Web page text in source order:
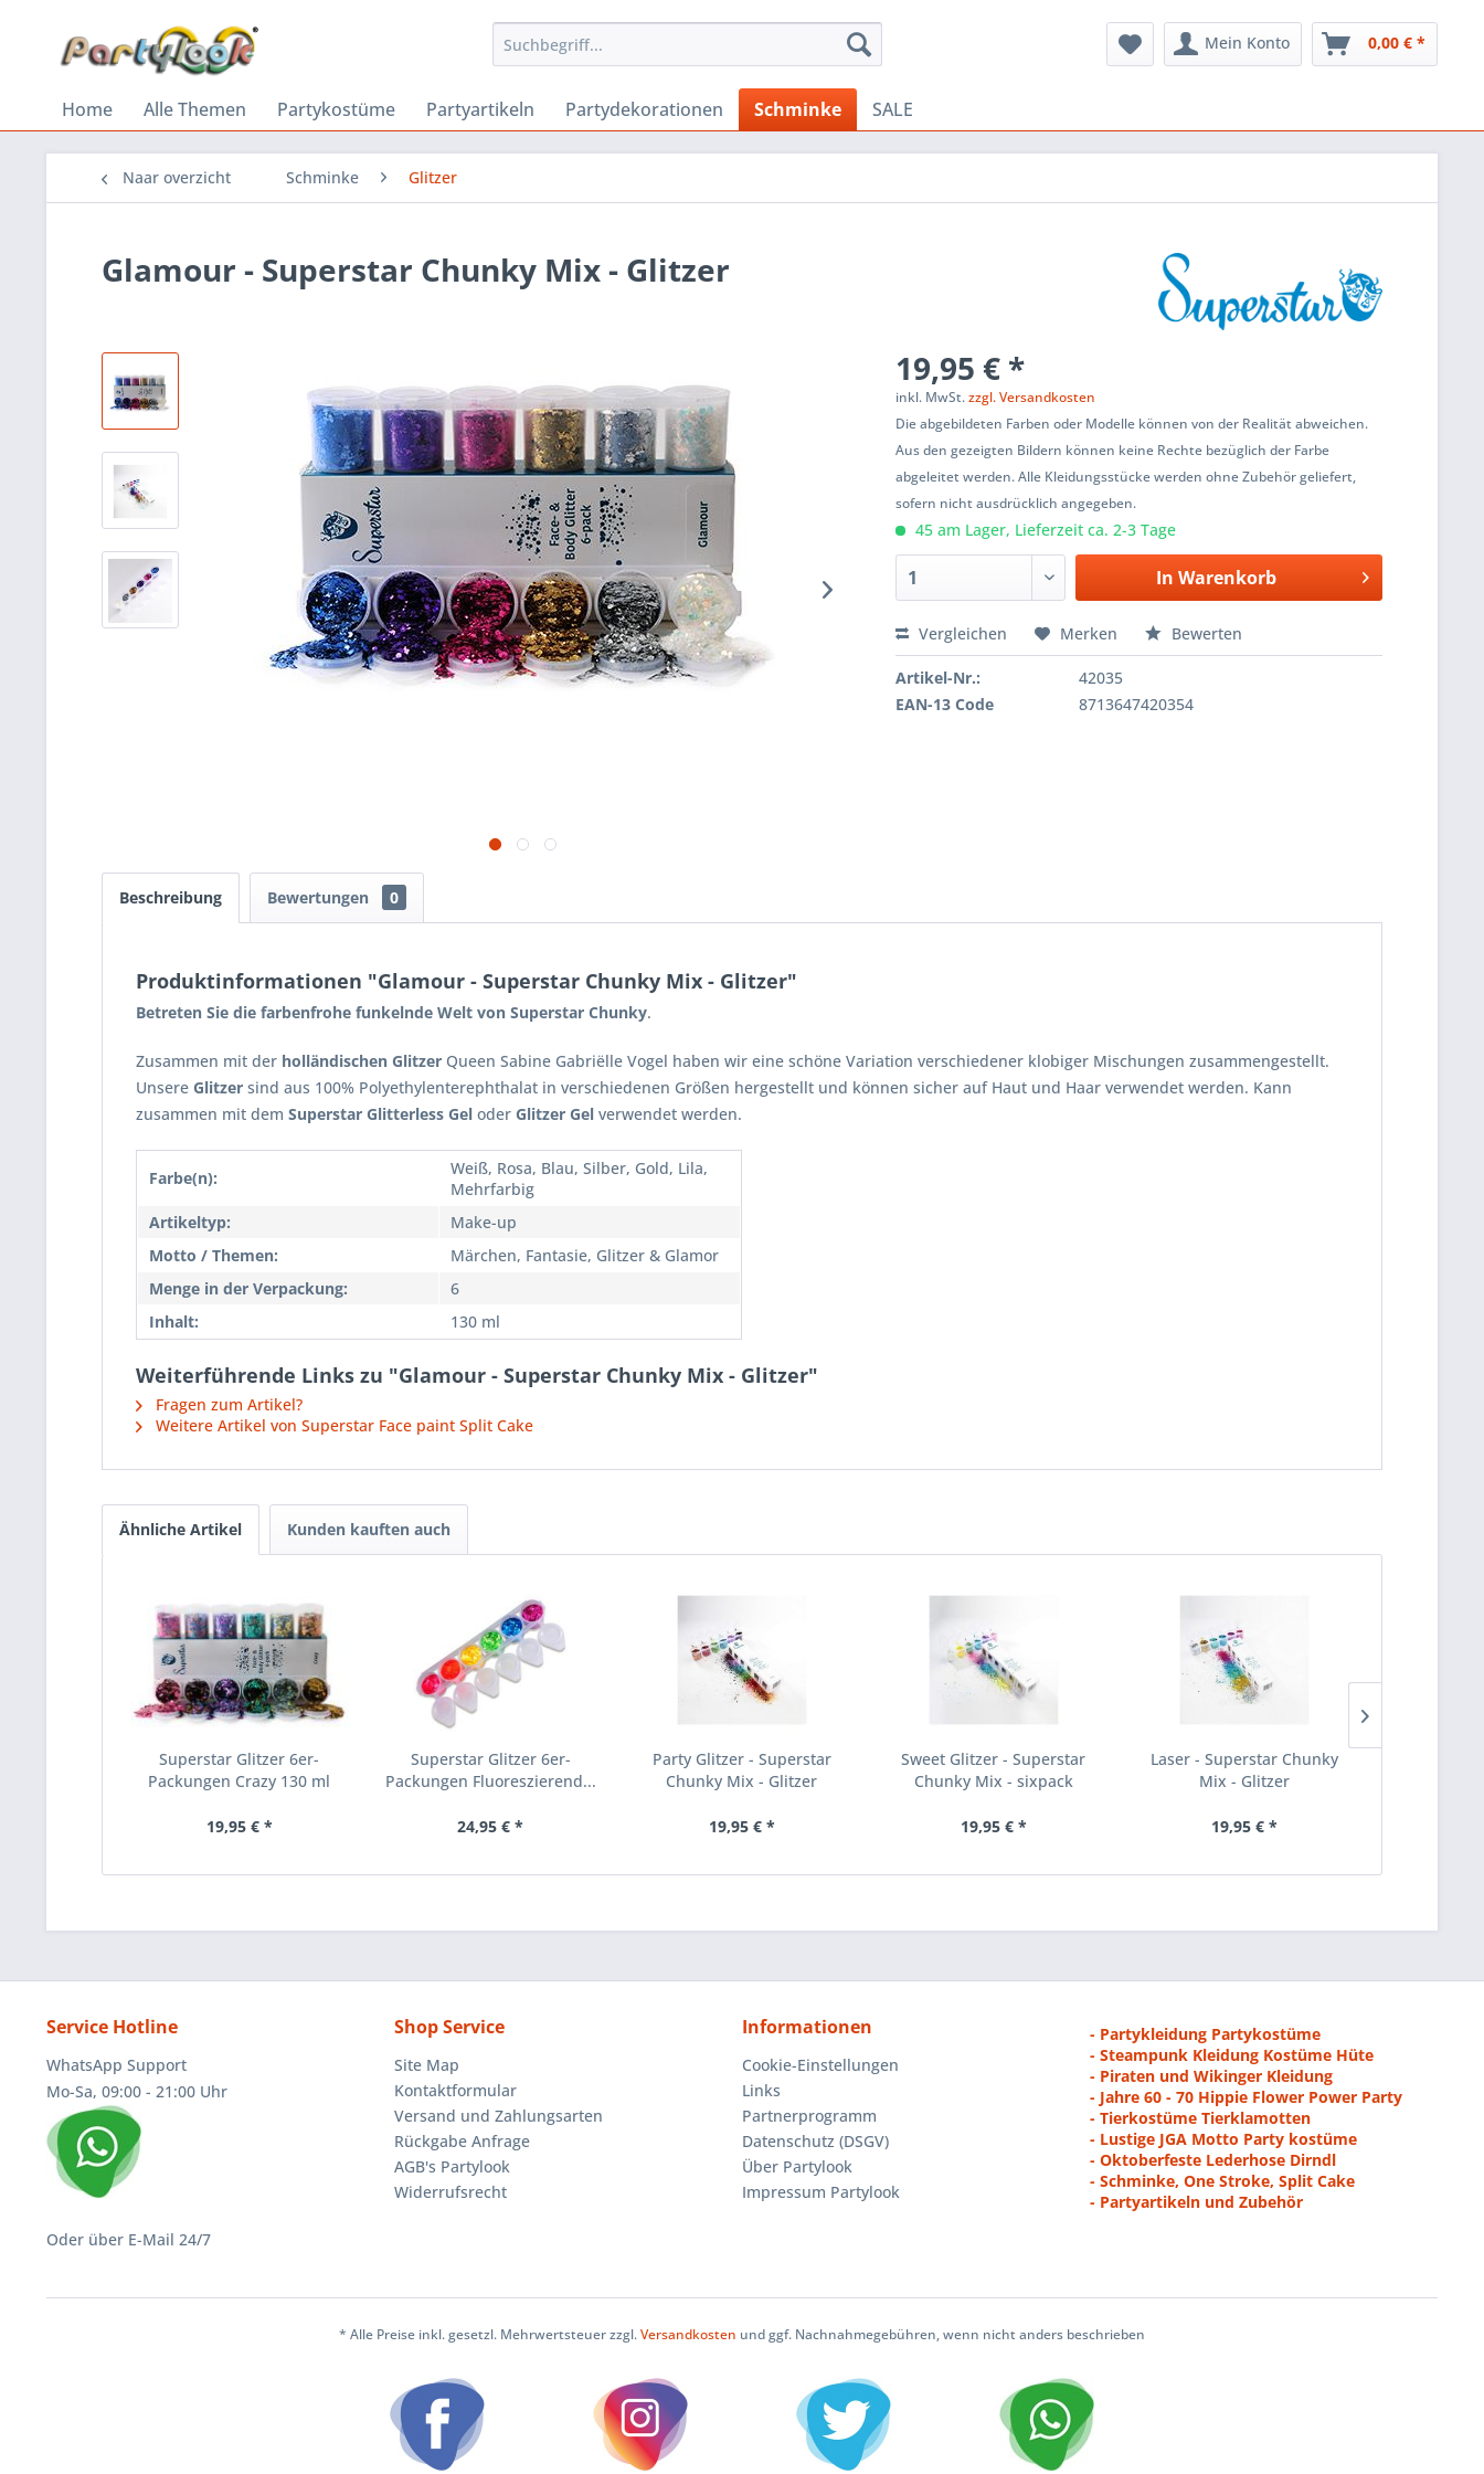
Mein Konto 0,00 € *
Home Alle Themen Partykostüme Partyartikeln Partydekorationen Schminke SALE
Naar overzicht Schminke Glitzer
Glamour - Superstar Chunky Mix - Glitzer
19,95 € *
inkl. MwSt.zzgl. Versandkosten
Die abgebildeten Farben oder Modelle können von der Realität abweichen.
Aus den gezeigten Bildern können keine Rechte bezüglich der Farbe
abgeleitet werden. Alle Kleidungsstücke werden ohne Zubehör geliefert,
sofern nicht ausdrücklich angegeben.
45 am Lager, Lieferzeit ca. 2-3 Tage
In Warenkorb
Vergleichen Merken Bewerten
Artikel-Nr.:
42035
EAN-13 Code
8713647420354
Beschreibung Bewertungen 0
Produktinformationen "Glamour - Superstar Chunky Mix - Glitzer"
Betreten Sie die farbenfrohe funkelnde Welt von Superstar Chunky.
Zusammen mit der holländischen Glitzer Queen Sabine Gabriëlle Vogel haben wir eine schöne Variation verschiedener klobiger Mischungen zusammengestellt.
Unsere Glitzer sind aus 100% Polyethylenterephthalat in verschiedenen Größen hergestellt und können sicher auf Haut und Haar verwendet werden. Kann
zusammen mit dem Superstar Glitterless Gel oder Glitzer Gel verwendet werden.
Farbe(n):
Weiß, Rosa, Blau, Silber, Gold, Lila,
Mehrfarbig
Artikeltyp:
Make-up
Motto / Themen:
Märchen, Fantasie, Glitzer & Glamor
Menge in der Verpackung:
6
Inhalt:
130 ml
Weiterführende Links zu "Glamour - Superstar Chunky Mix - Glitzer"
Fragen zum Artikel?
Weitere Artikel von Superstar Face paint Split Cake
Ähnliche Artikel Kunden kauften auch
Superstar Glitzer 6er-
Packungen Crazy 130 ml
19,95 € *
Superstar Glitzer 6er-
Packungen Fluoreszierend...
24,95 € *
Party Glitzer - Superstar
Chunky Mix - Glitzer
19,95 € *
Sweet Glitzer - Superstar
Chunky Mix - sixpack
19,95 € *
Laser - Superstar Chunky
Mix - Glitzer
19,95 € *
Service Hotline
WhatsApp Support
Mo-Sa, 09:00 - 21:00 Uhr
Oder über E-Mail 24/7
Shop Service
Site Map
Kontaktformular
Versand und Zahlungsarten
Rückgabe Anfrage
AGB's Partylook
Widerrufsrecht
Informationen
Cookie-Einstellungen
Links
Partnerprogramm
Datenschutz (DSGV)
Über Partylook
Impressum Partylook
- Partykleidung Partykostüme
- Steampunk Kleidung Kostüme Hüte
- Piraten und Wikinger Kleidung
- Jahre 60 - 70 Hippie Flower Power Party
- Tierkostüme Tierklamotten
- Lustige JGA Motto Party kostüme
- Oktoberfeste Lederhose Dirndl
- Schminke, One Stroke, Split Cake
- Partyartikeln und Zubehör
* Alle Preise inkl. gesetzl. Mehrwertsteuer zzgl.Versandkosten und ggf. Nachnahmegebühren, wenn nicht anders beschrieben